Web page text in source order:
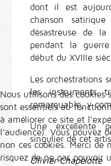
dont il est
chanson
désastreuse de
pendant la guerre
début du XVIIIe
Les orchestrations
les instruments
remarquable, y
Une excellente
singulier de cet
Olivier Chapelotte
Nous utilisons des cookies
sont essentiels au
à améliorer ce site et
l'audience). Vous pouvez
non ces cookies. Merci de
risquez de ne pas pouvoir